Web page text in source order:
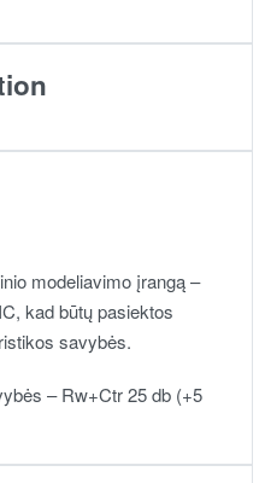
modeliavimo įrangą –
kad būtų pasiektos
savybės.
– Rw+Ctr 25 db (+5